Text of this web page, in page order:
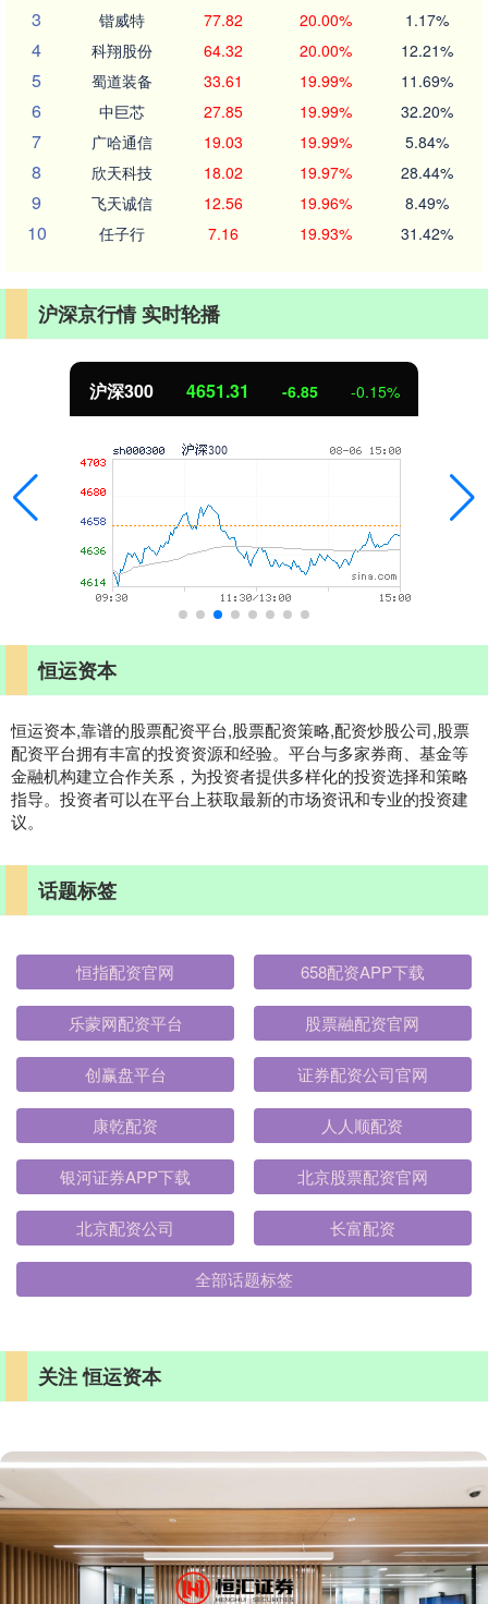
3 锴威特 77.82 20.00% 1.17%
4 科翔股份 64.32 20.00% 12.21%
5 蜀道装备 33.61 19.99% 11.69%
6 中巨芯 27.85 19.99% 32.20%
7 广哈通信 19.03 19.99% 5.84%
8 欣天科技 18.02 19.97% 28.44%
9 飞天诚信 12.56 19.96% 8.49%
10 任子行 7.16 19.93% 31.42%
沪深京行情 实时轮播
沪深300 4651.31 -6.85 -0.15%
恒运资本
恒运资本,靠谱的股票配资平台,股票配资策略,配资炒股公司,股票
配资平台拥有丰富的投资资源和经验。平台与多家券商、基金等
金融机构建立合作关系，为投资者提供多样化的投资选择和策略
指导。投资者可以在平台上获取最新的市场资讯和专业的投资建
议。
话题标签
恒指配资官网 658配资APP下载
乐蒙网配资平台 股票融配资官网
创赢盘平台 证券配资公司官网
康乾配资 人人顺配资
银河证券APP下载 北京股票配资官网
北京配资公司 长富配资
全部话题标签
关注 恒运资本